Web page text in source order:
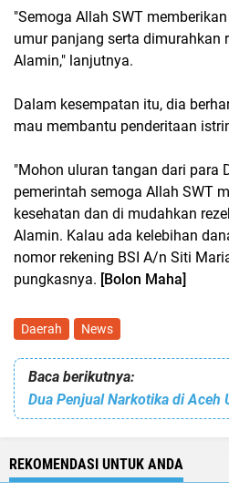
"Semoga Allah SWT
umur panjang serta dimurahkan
Alamin," lanjutnya.
Dalam kesempatan itu, dia
mau membantu penderitaan
"Mohon uluran tangan dari para
pemerintah semoga Allah SWT
kesehatan dan di mudahkan
Alamin. Kalau ada kelebihan
nomor rekening BSI A/n Siti
pungkasnya. [Bolon Maha]
Daerah News
Baca berikutnya:
REKOMENDASI UNTUK ANDA